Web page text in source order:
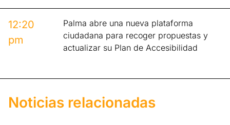
12:20
pm
Palma abre una nueva plataforma
ciudadana para recoger propuestas y
actualizar su Plan de Accesibilidad
Noticias relacionadas